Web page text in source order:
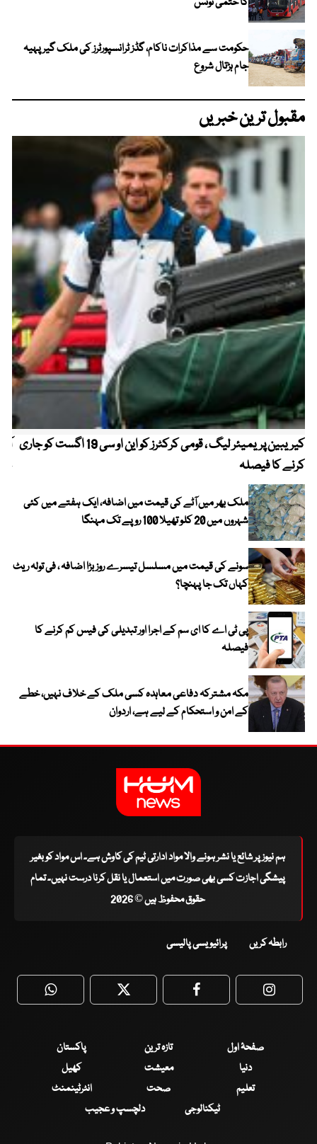
حکومت سے مذاکرات ناکام، گڈز ٹرانسپورٹرز کی ملک گیر پہیہ
جام ہڑتال شروع
مقبول ترین خبریں
کیریبین پریمیئر لیگ ، قومی کرکٹرز کو این او سی 19 اگست کو جاری
کرنے کا فیصلہ
ملک بھر میں آٹے کی قیمت میں اضافہ، ایک ہفتے میں کئی
شہروں میں 20 کلو تھیلا 100 روپے تک مہنگا
سونے کی قیمت میں مسلسل تیسرے روز بڑا اضافہ ، فی تولہ ریٹ
کہاں تک جا پہنچا؟
پی ٹی اے کا ای سم کے اجرا اور تبدیلی کی فیس کم کرنے کا
فیصلہ
مکہ مشترکہ دفاعی معاہدہ کسی ملک کے خلاف نہیں، خطے
کے امن و استحکام کے لیے ہے، اردوان
ہم نیوز پر شائع یا نشر ہونے والا مواد ادارتی ٹیم کی کاوش ہے۔ اس مواد کو بغیر
پیشگی اجازت کسی بھی صورت میں استعمال یا نقل کرنا درست نہیں۔ تمام
حقوق محفوظ ہیں © 2026
رابطہ کریں پرائیویسی پالیسی
WhatsApp Twitter Facebook
صفحۂ اول تازہ ترین
پاکستان
دنیا
معیشت
کھیل
تعلیم
صحت
انٹرٹینمنٹ
ٹیکنالوجی
دلچسپ و عجیب